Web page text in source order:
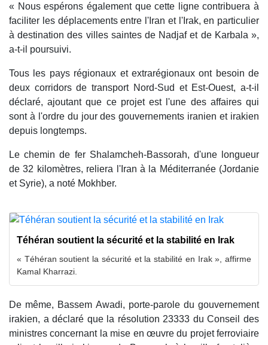
« Nous espérons également que cette ligne contribuera à
faciliter les déplacements entre l'Iran et l'Irak, en particulier
à destination des villes saintes de Nadjaf et de Karbala »,
a-t-il poursuivi.
Tous les pays régionaux et extrarégionaux ont besoin de
deux corridors de transport Nord-Sud et Est-Ouest, a-t-il
déclaré, ajoutant que ce projet est l'une des affaires qui
sont à l'ordre du jour des gouvernements iranien et irakien
depuis longtemps.
Le chemin de fer Shalamcheh-Bassorah, d'une longueur
de 32 kilomètres, reliera l'Iran à la Méditerranée (Jordanie
et Syrie), a noté Mokhber.
Téhéran soutient la sécurité et la stabilité en Irak
« Téhéran soutient la sécurité et la stabilité en Irak », affirme
Kamal Kharrazi.
De même, Bassem Awadi, porte-parole du gouvernement
irakien, a déclaré que la résolution 23333 du Conseil des
ministres concernant la mise en œuvre du projet ferroviaire